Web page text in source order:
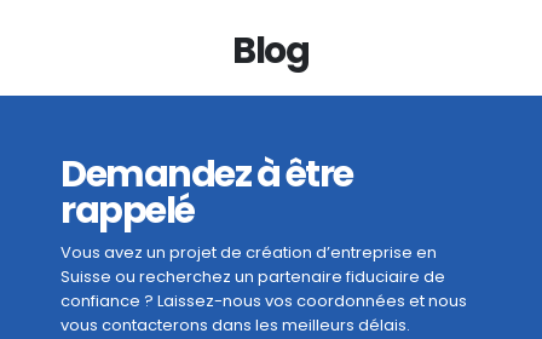
Blog
Demandez à être
rappelé
Vous avez un projet de création d’entreprise en
Suisse ou recherchez un partenaire fiduciaire de
confiance ? Laissez-nous vos coordonnées et nous
vous contacterons dans les meilleurs délais.